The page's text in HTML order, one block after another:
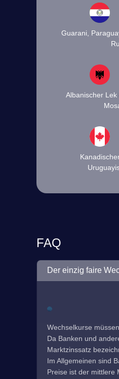
Guarani,
Albanischer
FAQ
Der einzig faire
Wechselkurse
Da Banken und
Marktzinssatz
Im Allgemeinen sind
Preise ist der mittlere